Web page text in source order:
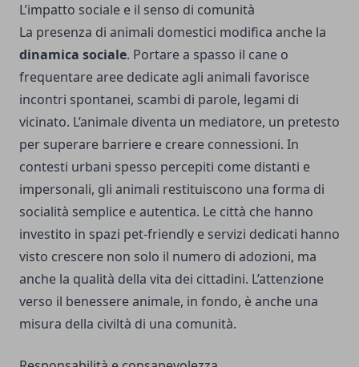
L’impatto sociale e il senso di comunità
La presenza di animali domestici modifica anche la
dinamica sociale. Portare a spasso il cane o
frequentare aree dedicate agli animali favorisce
incontri spontanei, scambi di parole, legami di
vicinato. L’animale diventa un mediatore, un pretesto
per superare barriere e creare connessioni. In
contesti urbani spesso percepiti come distanti e
impersonali, gli animali restituiscono una forma di
socialità semplice e autentica. Le città che hanno
investito in spazi pet-friendly e servizi dedicati hanno
visto crescere non solo il numero di adozioni, ma
anche la qualità della vita dei cittadini. L’attenzione
verso il benessere animale, in fondo, è anche una
misura della civiltà di una comunità.